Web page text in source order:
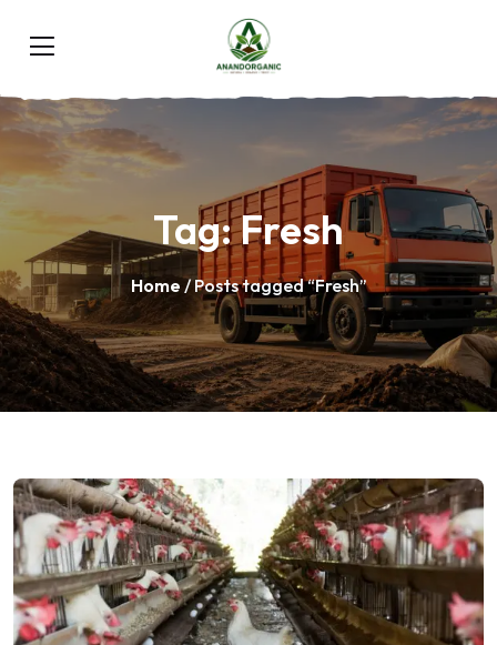
Tag:Fresh
Home / Posts tagged “Fresh”